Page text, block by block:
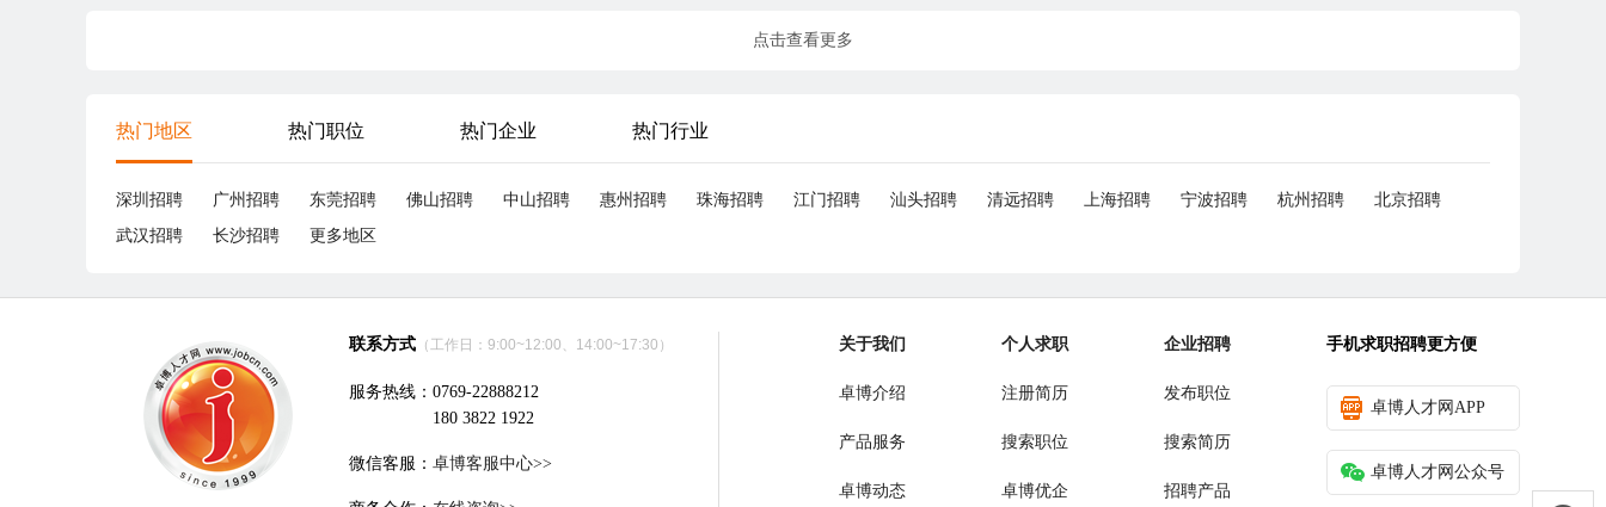
点击查看更多
热门地区 热门职位 热门企业 热门行业
深圳招聘 广州招聘 东莞招聘 佛山招聘 中山招聘 惠州招聘 珠海招聘 江门招聘 汕头招聘 清远招聘 上海招聘 宁波招聘 杭州招聘
北京招聘
武汉招聘
长沙招聘 更多地区
联系方式 （工作日：9:00~12:00、14:00~17:30）
服务热线：0769-22888212
180 3822 1922
微信客服： 卓博客服中心>>
关于我们
卓博介绍
产品服务
卓博动态
个人求职
注册简历
搜索职位
卓博优企
企业招聘
发布职位
搜索简历
招聘产品
手机求职招聘更方便
卓博人才网APP
卓博人才网公众号